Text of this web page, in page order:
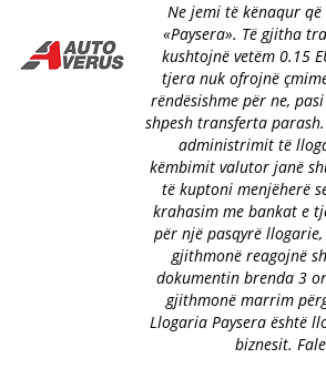
Ne jemi të kënaqur
«Paysera». Të gjitha
kushtojnë vetëm 0.15
tjera nuk ofrojnë
rëndësishme për ne,
shpesh transferta
administrimit të
këmbimit valutor janë
të kuptoni menjëherë
krahasim me bankat e
për një pasqyrë
gjithmonë reagojnë
dokumentin brenda 3
gjithmonë marrim
Llogaria Paysera është
biznesit.